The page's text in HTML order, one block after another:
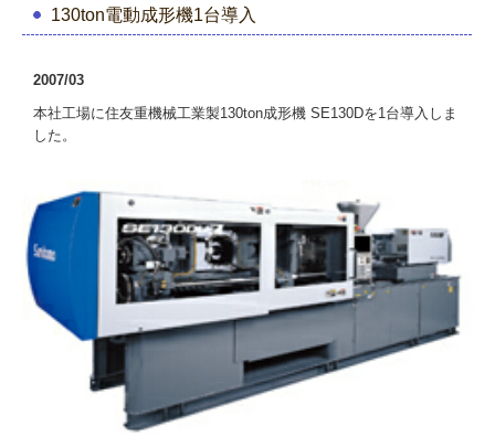
130ton電動成形機1台導入
2007/03
本社工場に住友重機械工業製130ton成形機 SE130Dを1台導入しま
した。